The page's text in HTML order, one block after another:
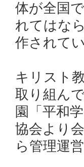
体が全国
れてはな
作されて
キリスト
取り組ん
園「平和
協会より
ら管理運